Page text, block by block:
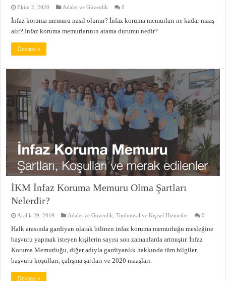
Ekim 2, 2020 Adalet ve Güvenlik 0
İnfaz koruma memuru nasıl olunur? İnfaz koruma memurları ne kadar maaş
alır? İnfaz koruma memurlarının atama durumu nedir?
Devamı »
İKM İnfaz Koruma Memuru Olma Şartları
Nelerdir?
Aralık 29, 2019 Adalet ve Güvenlik ,Toplumsal ve Kişisel Hizmetler 0
Halk arasında gardiyan olarak bilinen infaz koruma memurluğu mesleğine
başvuru yapmak isteyen kişilerin sayısı son zamanlarda artmıştır. İnfaz
Koruma Memurluğu, diğer adıyla gardiyanlık hakkında tüm bilgiler,
başvuru koşulları, çalışma şartları ve 2020 maaşları.
Devamı »